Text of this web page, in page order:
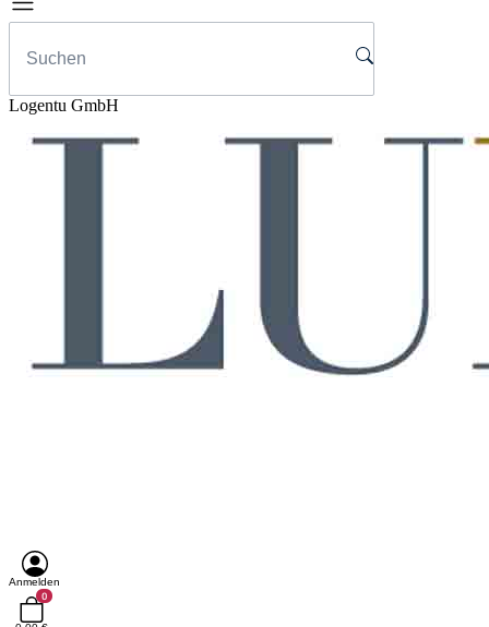
Logentu GmbH
Anmelden
0